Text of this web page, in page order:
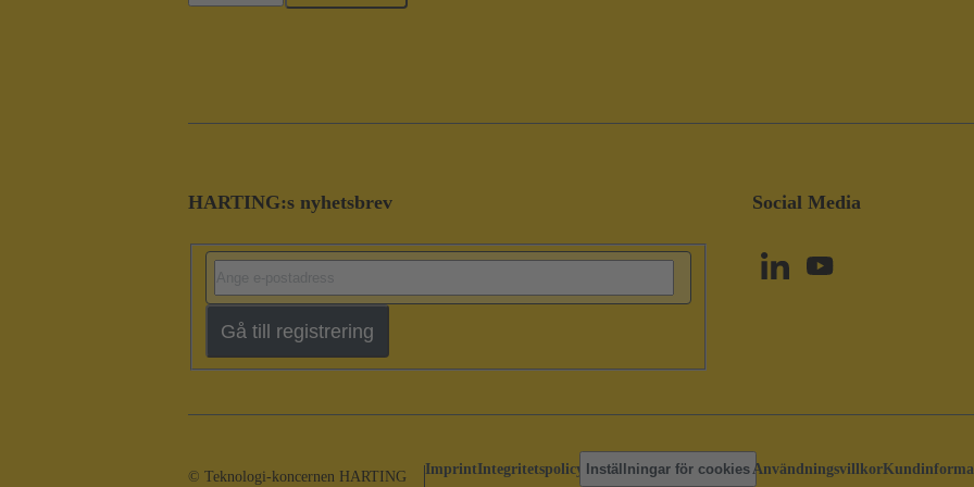
HARTING:s nyhetsbrev
Gå till registrering
Social Media
© Teknologi-koncernen HARTING ImprintIntegritetspolicy Inställningar för cookiesAnvändningsvillkor